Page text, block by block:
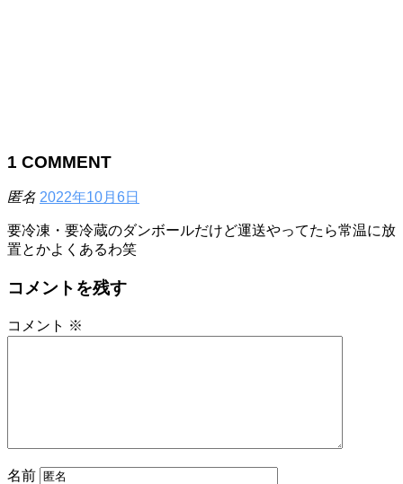
1 COMMENT
匿名 2022年10月6日
要冷凍・要冷蔵のダンボールだけど運送やってたら常温に放
置とかよくあるわ笑
コメントを残す
コメント ※
名前